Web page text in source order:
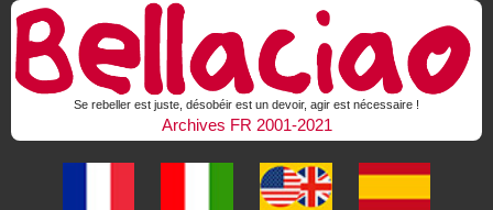
Se rebeller est juste, désobéir est un devoir, agir est nécessaire !
Archives FR 2001-2021